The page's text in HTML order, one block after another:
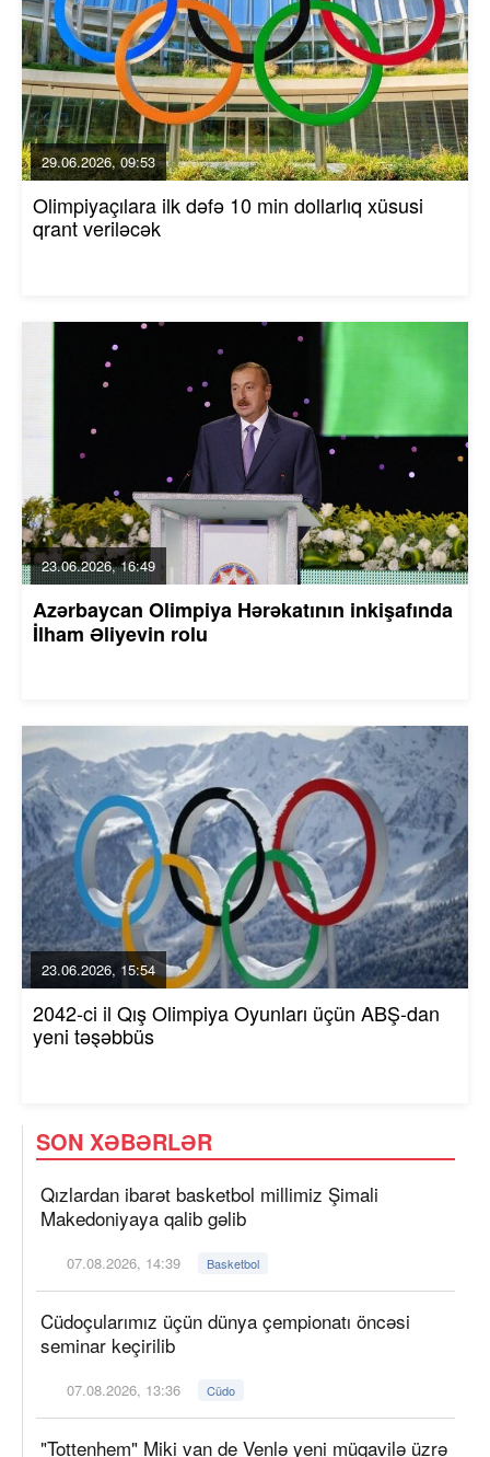
29.06.2026, 09:53
Olimpiyaçılara ilk dəfə 10 min dollarlıq xüsusi
qrant veriləcək
23.06.2026, 16:49
Azərbaycan Olimpiya Hərəkatının inkişafında
İlham Əliyevin rolu
23.06.2026, 15:54
2042-ci il Qış Olimpiya Oyunları üçün ABŞ-dan
yeni təşəbbüs
SON XƏBƏRLƏR
Qızlardan ibarət basketbol millimiz Şimali
Makedoniyaya qalib gəlib
07.08.2026, 14:39 Basketbol
Cüdoçularımız üçün dünya çempionatı öncəsi
seminar keçirilib
07.08.2026, 13:36 Cüdo
"Tottenhem" Miki van de Venlə yeni müqavilə üzrə